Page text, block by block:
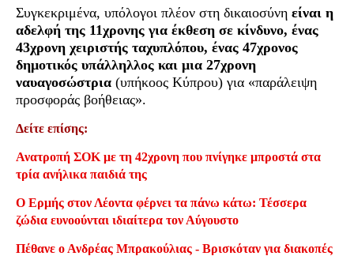
Συγκεκριμένα, υπόλογοι πλέον στη δικαιοσύνη είναι η
αδελφή της 11χρονης για έκθεση σε κίνδυνο, ένας
43χρονη χειριστής ταχυπλόπου, ένας 47χρονος
δημοτικός υπάλληλλος και μια 27χρονη
ναυαγοσώστρια (υπήκοος Κύπρου) για «παράλειψη
προσφοράς βοήθειας».
Δείτε επίσης:
Ανατροπή ΣΟΚ με τη 42χρονη που πνίγηκε μπροστά στα
τρία ανήλικα παιδιά της
Ο Ερμής στον Λέοντα φέρνει τα πάνω κάτω: Τέσσερα
ζώδια ευνοούνται ιδιαίτερα τον Αύγουστο
Πέθανε ο Ανδρέας Μπρακούλιας - Βρισκόταν για διακοπές